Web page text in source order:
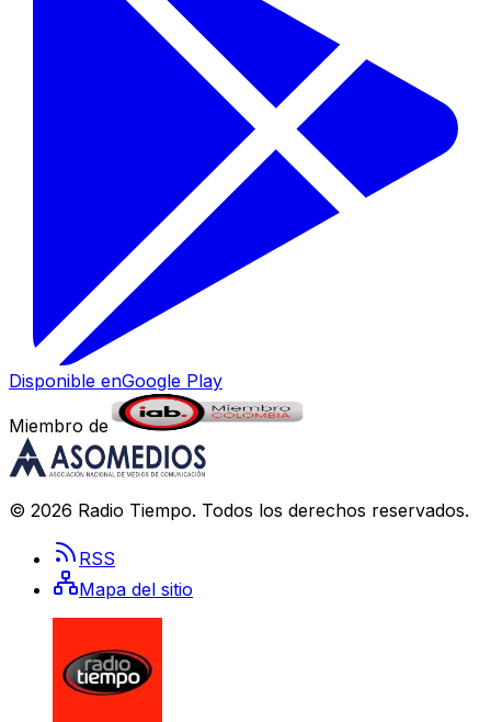
Disponible enGoogle Play
Miembro de
© 2026 Radio Tiempo. Todos los derechos reservados.
RSS
Mapa del sitio